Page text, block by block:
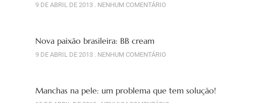
9 DE ABRIL DE 2013 NENHUM COMENTÁRIO
Nova paixão brasileira: BB cream
9 DE ABRIL DE 2013 NENHUM COMENTÁRIO
Manchas na pele: um problema que tem solução!